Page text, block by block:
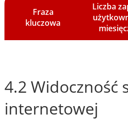
Fraza
kluczowa
Liczba
4.2 Widoczność
internetowej